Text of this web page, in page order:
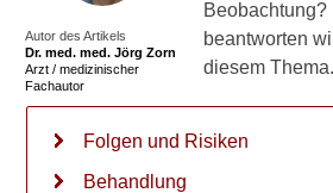
Autor des Artikels
Dr. med. med. Jörg Zorn
Arzt / medizinischer
Fachautor
Beobachtung?
beantworten
diesem Thema.
Folgen und Risiken
Behandlung
Verwandte Beiträge
W
i
e
c